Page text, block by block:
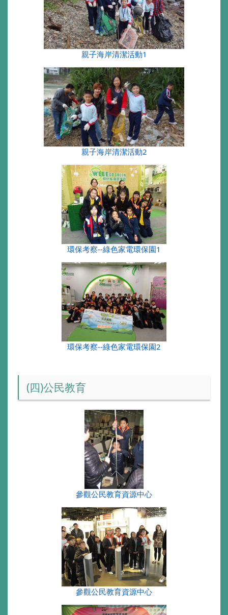
親子海岸清潔活動1
親子海岸清潔活動2
環保考察--綠色家電環保園1
環保考察--綠色家電環保園2
(四)公民教育
參觀公民教育資源中心
參觀公民教育資源中心